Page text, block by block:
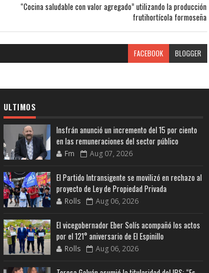
“Cocina saludable con valor agregado” utilizando la producción
frutihortícola formoseña
FACEBOOK BLOGGER
ULTIMOS
Insfrán anunció un incremento del 15 por ciento
en las remuneraciones del sector público
Fm Aug 07, 2026
El Partido Intransigente se movilizó en rechazo al
proyecto de Ley de Propiedad Privada
Rolls Aug 06, 2026
El vicegobernador Eber Solís acompañó los actos
por el 121° aniversario de El Espinillo
Rolls Aug 06, 2026